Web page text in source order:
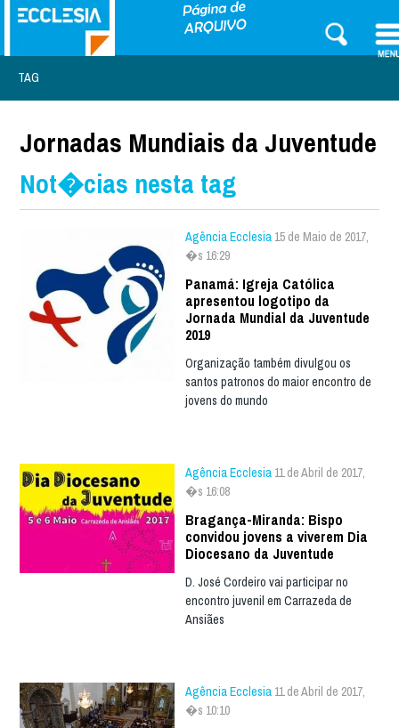
TAG
Jornadas Mundiais da Juventude
Not�cias nesta tag
Agência Ecclesia 15 de Maio de 2017,
�s 16:29
Panamá: Igreja Católica
apresentou logotipo da
Jornada Mundial da Juventude
2019
Organização também divulgou os
santos patronos do maior encontro de
jovens do mundo
Agência Ecclesia 11 de Abril de 2017,
�s 16:08
Bragança-Miranda: Bispo
convidou jovens a viverem Dia
Diocesano da Juventude
D. José Cordeiro vai participar no
encontro juvenil em Carrazeda de
Ansiães
Agência Ecclesia 11 de Abril de 2017,
�s 10:10